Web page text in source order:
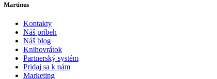
Martinus
Kontakty
Náš príbeh
Náš blog
Knihovrátok
Partnerský systém
Pridaj sa k nám
Marketing